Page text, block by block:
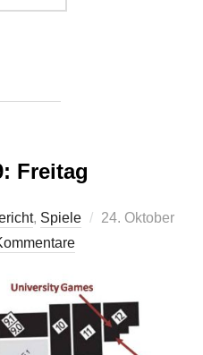
Freitag
, Spiele
Veröffentlicht
24. Oktober